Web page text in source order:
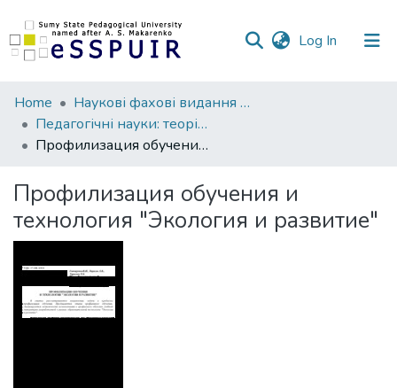
Log In (current)
Communities
&
Collections
Statistics
Home
Наукові фахові видання СумДПУ
Педагогічні науки: теорія, історія, інноваційні технології
Профилизация обучения и технология "Экология и развитие"
Профилизация обучения и
технология "Экология и развитие"